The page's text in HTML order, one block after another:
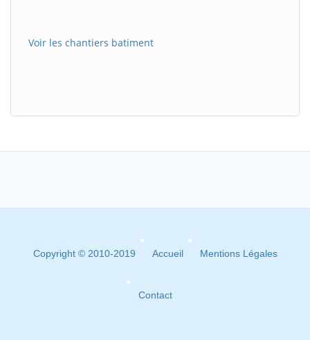
Voir les chantiers batiment
Copyright © 2010-2019 Accueil Mentions Légales
Contact